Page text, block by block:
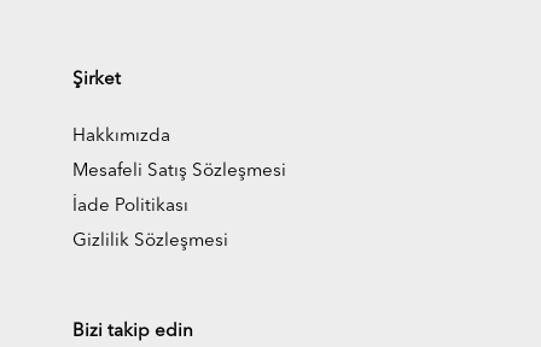
Şirket
Hakkımızda
Mesafeli Satış Sözleşmesi
İade Politikası
Gizlilik Sözleşmesi
Bizi takip edin